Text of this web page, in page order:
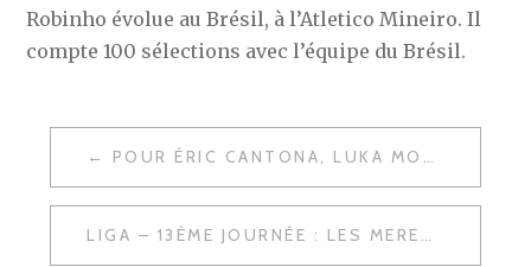
Robinho évolue au Brésil, à l’Atletico Mineiro. Il
compte 100 sélections avec l’équipe du Brésil.
NAVIGATION
DE
L’ARTICLE
POUR ÉRIC CANTONA, LUKA MODRIĆ EST LA PIÈCE MAÎTRESSE DU REAL MADRID